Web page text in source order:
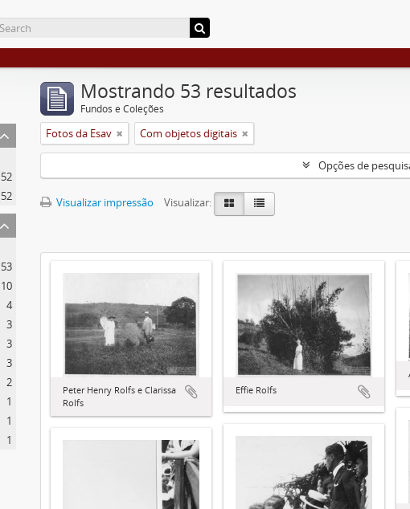
52
52
53
10
4
3
3
3
2
1
1
1
Mostrando 53 resultados
Fundos e Coleções
Fotos da Esav Com objetos digitais
Opções de
Visualizar impressão
Visualizar:
Peter Henry Rolfs e Clarissa
Rolfs
Effie Rolfs